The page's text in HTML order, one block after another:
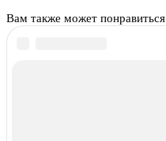
Вам также может понравиться